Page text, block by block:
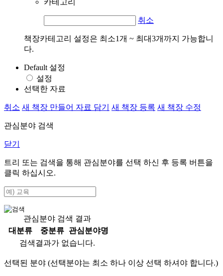
취소
책장카테고리 설정은 최소1개 ~ 최대3개까지 가능합니
다.
Default 설정
설정
선택한 자료
취소 새 책장 만들어 자료 담기 새 책장 등록 새 책장 수정
관심분야 검색
닫기
트리 또는 검색을 통해 관심분야를 선택 하신 후 등록 버튼을
클릭 하십시오.
관심분야 검색 결과
대분류
중분류
관심분야명
검색결과가 없습니다.
선택된 분야 (선택분야는 최소 하나 이상 선택 하셔야 합니다.)